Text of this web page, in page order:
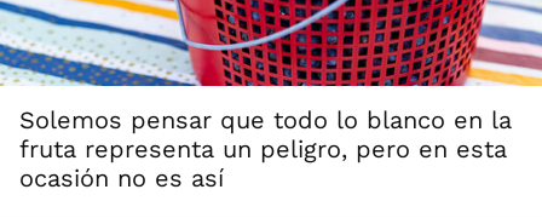
Solemos pensar que todo lo blanco en la
fruta representa un peligro, pero en esta
ocasión no es así